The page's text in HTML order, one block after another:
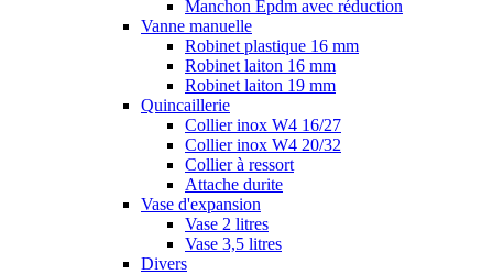
Manchon Epdm avec réduction
Vanne manuelle
Robinet plastique 16 mm
Robinet laiton 16 mm
Robinet laiton 19 mm
Quincaillerie
Collier inox W4 16/27
Collier inox W4 20/32
Collier à ressort
Attache durite
Vase d'expansion
Vase 2 litres
Vase 3,5 litres
Divers